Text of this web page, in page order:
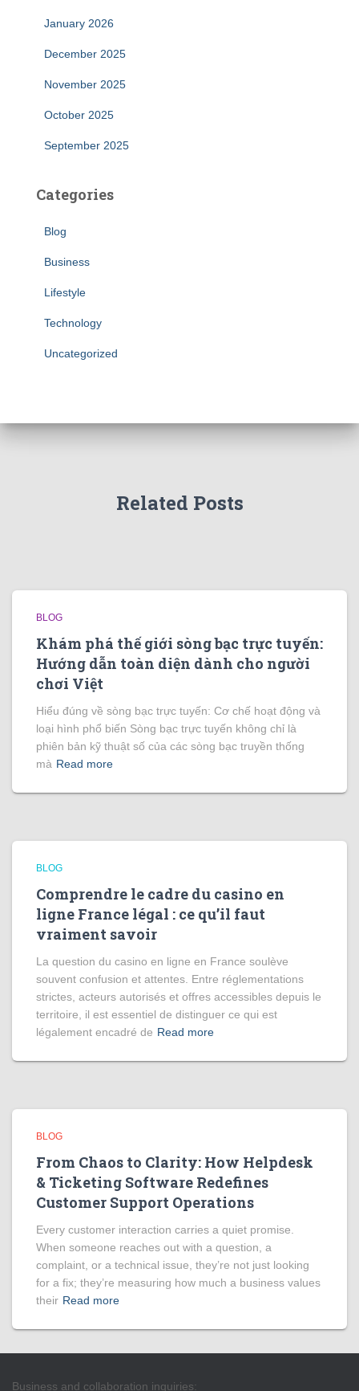
January 2026
December 2025
November 2025
October 2025
September 2025
Categories
Blog
Business
Lifestyle
Technology
Uncategorized
Related Posts
BLOG
Khám phá thế giới sòng bạc trực tuyến:
Hướng dẫn toàn diện dành cho người
chơi Việt
Hiểu đúng về sòng bạc trực tuyến: Cơ chế hoạt động và
loại hình phổ biến Sòng bạc trực tuyến không chỉ là
phiên bản kỹ thuật số của các sòng bạc truyền thống
mà Read more
BLOG
Comprendre le cadre du casino en
ligne France légal : ce qu’il faut
vraiment savoir
La question du casino en ligne en France soulève
souvent confusion et attentes. Entre réglementations
strictes, acteurs autorisés et offres accessibles depuis le
territoire, il est essentiel de distinguer ce qui est
légalement encadré de Read more
BLOG
From Chaos to Clarity: How Helpdesk
& Ticketing Software Redefines
Customer Support Operations
Every customer interaction carries a quiet promise.
When someone reaches out with a question, a
complaint, or a technical issue, they’re not just looking
for a fix; they’re measuring how much a business values
their Read more
Business and collaboration inquiries: